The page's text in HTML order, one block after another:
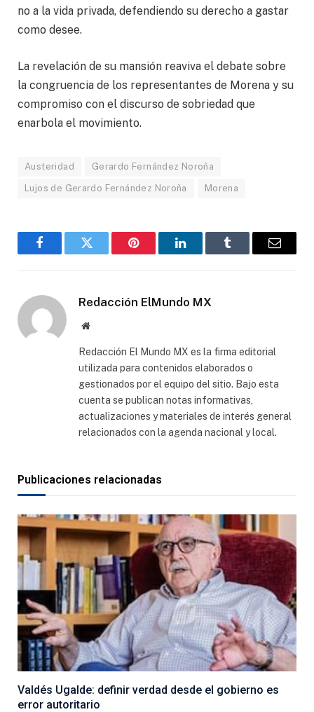
no a la vida privada, defendiendo su derecho a gastar
como desee.
La revelación de su mansión reaviva el debate sobre
la congruencia de los representantes de Morena y su
compromiso con el discurso de sobriedad que
enarbola el movimiento.
Austeridad Gerardo Fernández Noroña
Lujos de Gerardo Fernández Noroña Morena
FacebookGorjeo Pinterest LinkedInTumblr
Correo
Redacción ElMundo MX
Sitio
Redacción El Mundo MX es la firma editorial
utilizada para contenidos elaborados o
gestionados por el equipo del sitio. Bajo esta
cuenta se publican notas informativas,
actualizaciones y materiales de interés general
relacionados con la agenda nacional y local.
Publicaciones relacionadas
Valdés Ugalde: definir verdad desde el gobierno es
error autoritario